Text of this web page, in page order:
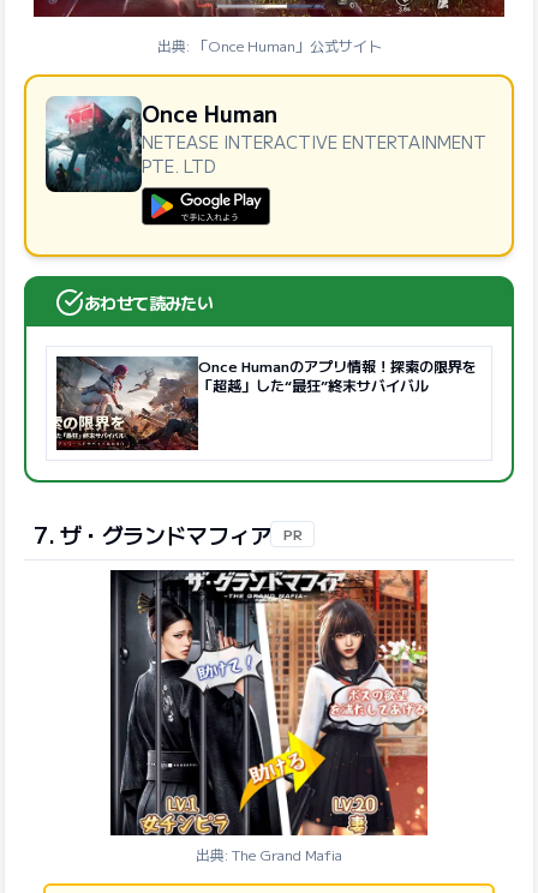
出典: 「Once Human」公式サイト
Once Human
NETEASE INTERACTIVE ENTERTAINMENT
PTE. LTD
あわせて読みたい
Once Humanのアプリ情報！探索の限界を
「超越」した“最狂”終末サバイバル
7. ザ・グランドマフィア PR
出典: The Grand Mafia